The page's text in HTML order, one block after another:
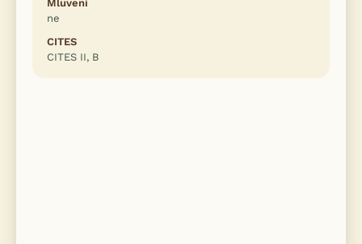
Mluvení
ne
CITES
CITES II, B